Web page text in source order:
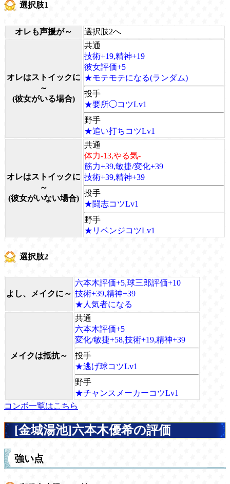
選択肢1
オレも声援が～ 選択肢2へ
オレはストイックに
～
(彼女がいる場合)
共通
技術+19,精神+19
彼女評価+5
★モテモテになる(ランダム)
投手
★要所◯コツLv1
野手
★追い打ちコツLv1
オレはストイックに
～
(彼女がいない場合)
共通
体力-13,やる気-
筋力+39,敏捷/変化+39
技術+39,精神+39
投手
★闘志コツLv1
野手
★リベンジコツLv1
選択肢2
よし、メイクに～
六本木評価+5,球三郎評価+10
技術+39,精神+39
★人気者になる
メイクは抵抗～
共通
六本木評価+5
変化/敏捷+58,技術+19,精神+39
投手
★逃げ球コツLv1
野手
★チャンスメーカーコツLv1
コンボ一覧はこちら
[金城湯池]六本木優希の評価
強い点